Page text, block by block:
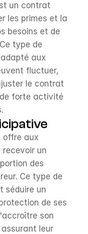
un contrat
les primes et la
besoins et de
type de
aux
fluctuer,
le contrat
forte activité
offre aux
recevoir un
des
Ce type de
séduire un
de ses
son
leur